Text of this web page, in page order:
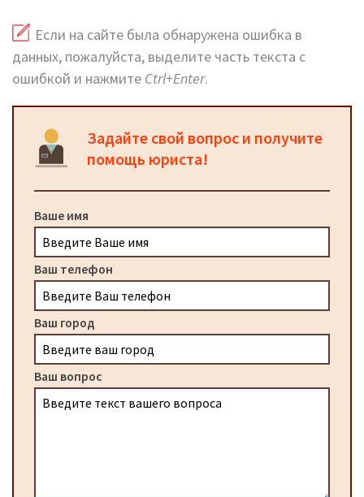
Если на сайте была обнаружена ошибка в
данных, пожалуйста, выделите часть текста с
ошибкой и нажмите Ctrl+Enter.
Задайте свой вопрос и получите
помощь юриста!
Ваше имя
Ваш телефон
Ваш город
Ваш вопрос